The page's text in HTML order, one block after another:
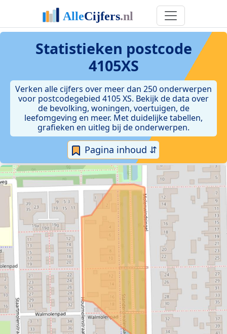
Statistieken postcode
4105XS
Verken alle cijfers over meer dan 250 onderwerpen
voor postcodegebied 4105 XS. Bekijk de data over
de bevolking, woningen, voertuigen, de
leefomgeving en meer. Met duidelijke tabellen,
grafieken en uitleg bij de onderwerpen.
Pagina inhoud ⇵